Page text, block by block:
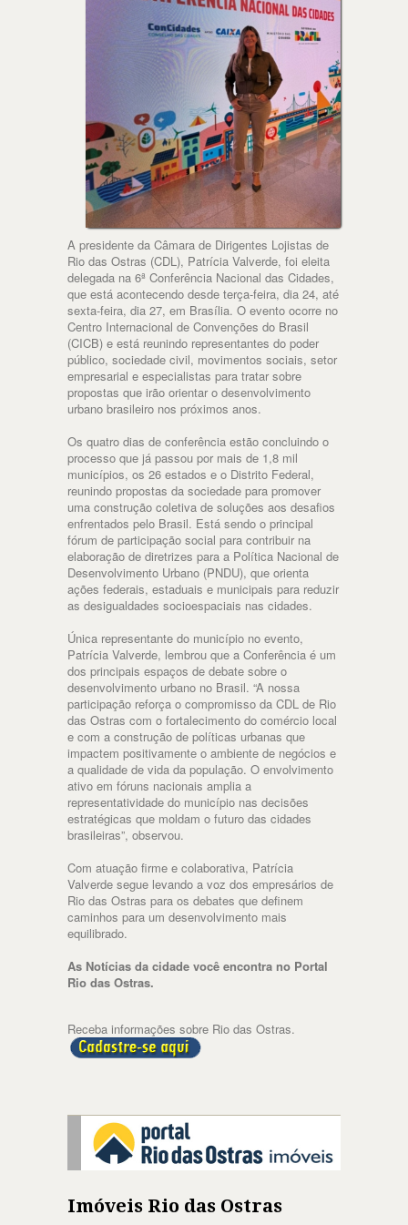
A presidente da Câmara de Dirigentes Lojistas de
Rio das Ostras (CDL), Patrícia Valverde, foi eleita
delegada na 6ª Conferência Nacional das Cidades,
que está acontecendo desde terça-feira, dia 24, até
sexta-feira, dia 27, em Brasília. O evento ocorre no
Centro Internacional de Convenções do Brasil
(CICB) e está reunindo representantes do poder
público, sociedade civil, movimentos sociais, setor
empresarial e especialistas para tratar sobre
propostas que irão orientar o desenvolvimento
urbano brasileiro nos próximos anos.
Os quatro dias de conferência estão concluindo o
processo que já passou por mais de 1,8 mil
municípios, os 26 estados e o Distrito Federal,
reunindo propostas da sociedade para promover
uma construção coletiva de soluções aos desafios
enfrentados pelo Brasil. Está sendo o principal
fórum de participação social para contribuir na
elaboração de diretrizes para a Política Nacional de
Desenvolvimento Urbano (PNDU), que orienta
ações federais, estaduais e municipais para reduzir
as desigualdades socioespaciais nas cidades.
Única representante do município no evento,
Patrícia Valverde, lembrou que a Conferência é um
dos principais espaços de debate sobre o
desenvolvimento urbano no Brasil. “A nossa
participação reforça o compromisso da CDL de Rio
das Ostras com o fortalecimento do comércio local
e com a construção de políticas urbanas que
impactem positivamente o ambiente de negócios e
a qualidade de vida da população. O envolvimento
ativo em fóruns nacionais amplia a
representatividade do município nas decisões
estratégicas que moldam o futuro das cidades
brasileiras”, observou.
Com atuação firme e colaborativa, Patrícia
Valverde segue levando a voz dos empresários de
Rio das Ostras para os debates que definem
caminhos para um desenvolvimento mais
equilibrado.
As Notícias da cidade você encontra no Portal
Rio das Ostras.
Receba informações sobre Rio das Ostras.
Imóveis Rio das Ostras